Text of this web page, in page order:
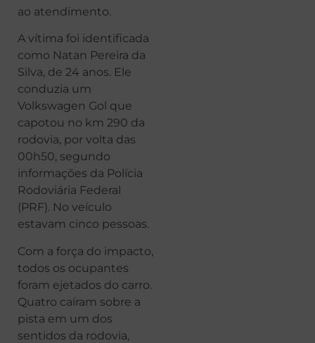
ao atendimento.
A vítima foi identificada
como Natan Pereira da
Silva, de 24 anos. Ele
conduzia um
Volkswagen Gol que
capotou no km 290 da
rodovia, por volta das
00h50, segundo
informações da Polícia
Rodoviária Federal
(PRF). No veículo
estavam cinco pessoas.
Com a força do impacto,
todos os ocupantes
foram ejetados do carro.
Quatro caíram sobre a
pista em um dos
sentidos da rodovia,